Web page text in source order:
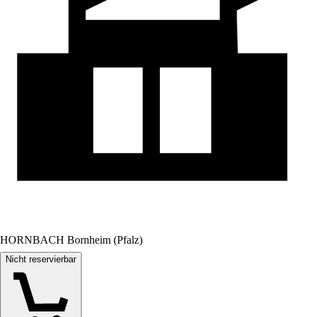
HORNBACH Bornheim (Pfalz)
Nicht reservierbar